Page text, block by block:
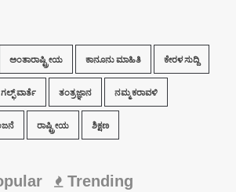
ಅಂತಾರಾಷ್ಟ್ರೀಯ ಕಾನೂನು ಮಾಹಿತಿ ಕೇರಳ ಸುದ್ದಿ
ಗಲ್ಫ್ ವಾರ್ತೆ ತಂತ್ರಜ್ಞಾನ ನಮ್ಮ ಕರಾವಳಿ
ರಾಷ್ಟ್ರೀಯ ಶಿಕ್ಷಣ
Trending